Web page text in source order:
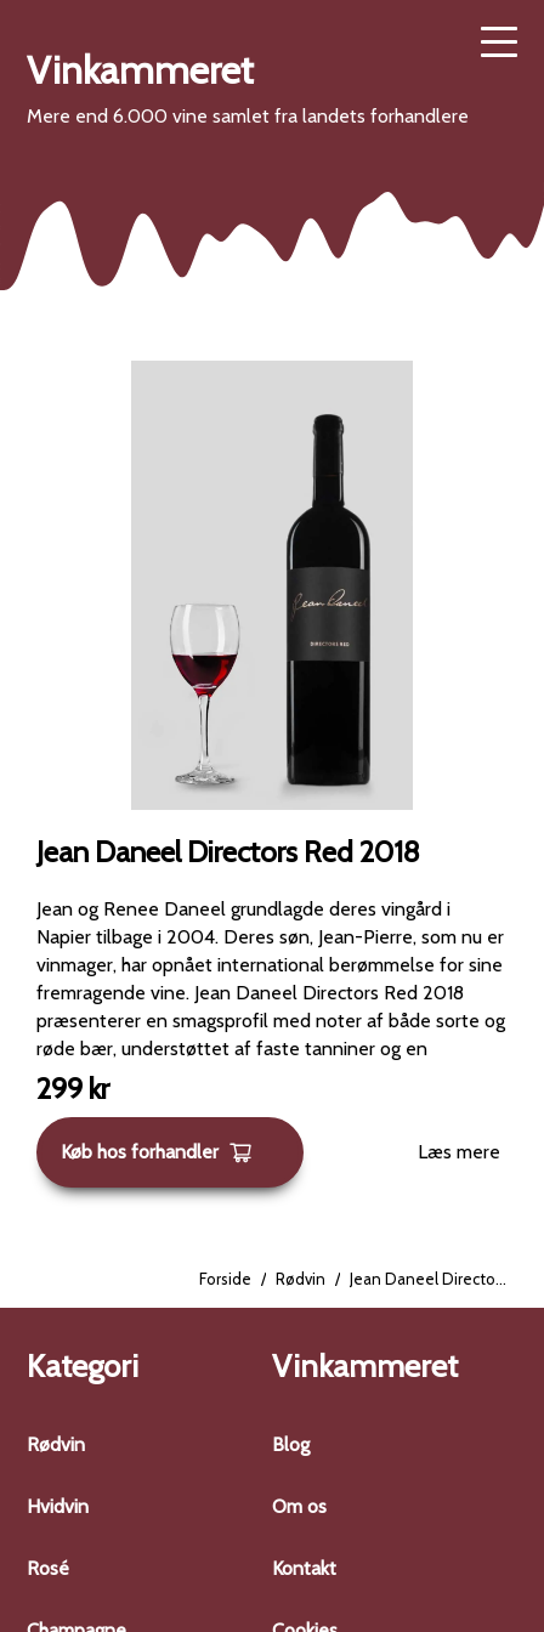
Vinkammeret
Mere end 6.000 vine samlet fra landets forhandlere
Jean Daneel Directors Red 2018
Jean og Renee Daneel grundlagde deres vingård i
Napier tilbage i 2004. Deres søn, Jean-Pierre, som nu er
vinmager, har opnået international berømmelse for sine
fremragende vine. Jean Daneel Directors Red 2018
præsenterer en smagsprofil med noter af både sorte og
røde bær, understøttet af faste tanniner og en
harmonisk balance mellem frugt og egetræ. Vinen byder
også på subtile hints af krydderier, peber, mint og tobak,
hvilket giver en kompleks smagsoplevelse.
299 kr
Køb hos forhandler Læs mere
Forside / Rødvin / Jean Daneel Directors Red 2018
Kategori
Rødvin
Hvidvin
Rosé
Vinkammeret
Blog
Om os
Kontakt